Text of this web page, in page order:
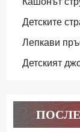
Детските
Лепкави
Детският